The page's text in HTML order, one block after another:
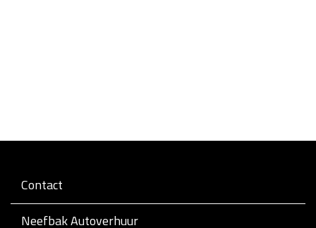
Contact
Neefbak Autoverhuur